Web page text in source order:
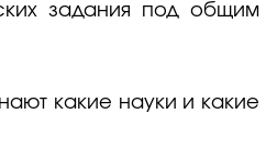
задания под общим
какие науки и какие